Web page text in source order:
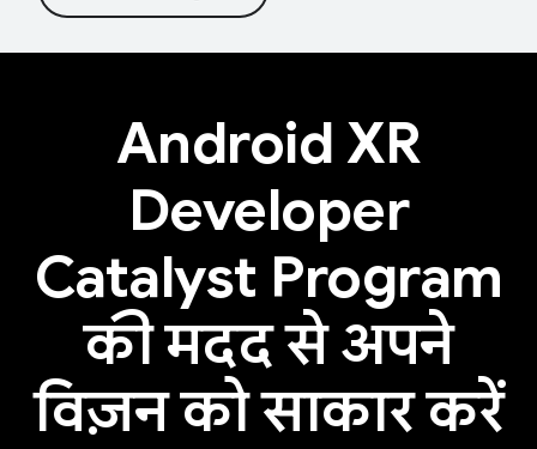
Android XR
Developer
Catalyst Program
की मदद से अपने
विज़न को साकार करें